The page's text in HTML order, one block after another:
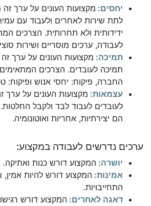
יחסים: מקצועות העונים על ערך
לתת שירות לאחרים ולעבוד עם
ידידותית ולא תחרותית. הצרכים
לעבודה, ערכים מוסריים ושירות
תמיכה: מקצועות העונים על ערך
תמיכה לעובדים. הצרכים
החברה, פיקוח: יחסי אנוש ופיקוח:
עצמאות: מקצועות העונים על ערך
לעובדים לעבוד לבד ולקבל
הם יצירתיות, אחריות ואוטונומיה.
ערכים נדרשים לעבודה במקצוע:
יושרה: המקצוע דורש כנות ואתיקה.
אמינות: המקצוע דורש להיות
התחייבויות.
דאגה לאחרים: המקצוע דורש